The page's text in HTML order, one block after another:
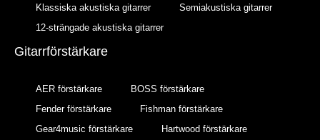
Klassiska akustiska gitarrer
Semiakustiska gitarrer
12-strängade akustiska gitarrer
Gitarrförstärkare
AER förstärkare
BOSS förstärkare
Fender förstärkare
Fishman förstärkare
Gear4music förstärkare
Hartwood förstärkare